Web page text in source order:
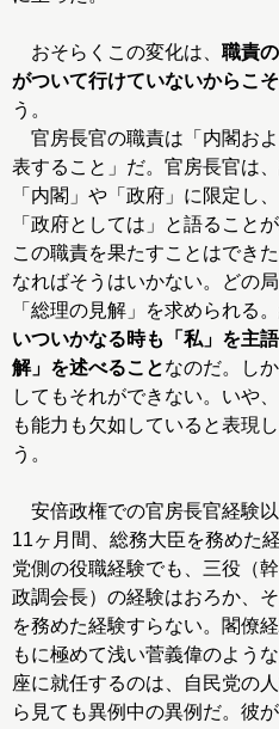
おそらくこの変化は、 職責
がついて行けていないからこ
う。
官房長官の職責は「内閣お
表すること」だ。官房長官は
「内閣」や「政府」に限定し
「政府としては」と語ること
この職責を果たすことはでき
なればそうはいかない。どの局
「総理の見解」を求められる。
いついかなる時も「私」を主
解」を述べることなのだ。し
してもそれができない。いや
も能力も欠如していると表現
う。
安倍政権での官房長官経験
11ヶ月間、総務大臣を務めた
党側の役職経験でも、三役
政調会長）の経験はおろか、
を務めた経験すらない。閣僚
もに極めて浅い菅義偉のよう
座に就任するのは、自民党の
ら見ても異例中の異例だ。彼